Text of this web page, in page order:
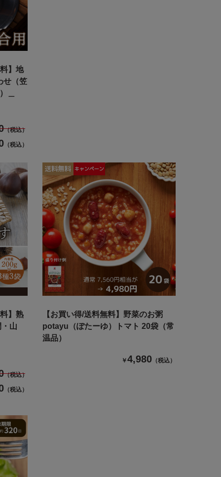
】地
せ（笠
＿
（税込）
（税込）
】熟
山
（税込）
（税込）
【お買い得/送料無料】野菜のお粥
potayu（ぽたーゆ）トマト 20袋（常
温品）
￥4,980 （税込）